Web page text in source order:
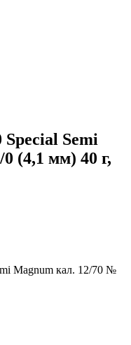
Semi
(4,1 мм) 40 г,
Magnum кал. 12/70 №